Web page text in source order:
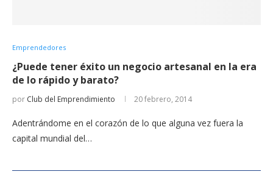
Emprendedores
¿Puede tener éxito un negocio artesanal en la era
de lo rápido y barato?
por Club del Emprendimiento 20 febrero, 2014
Adentrándome en el corazón de lo que alguna vez fuera la
capital mundial del…